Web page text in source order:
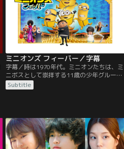
ミニオンズ フィーバー／字幕
字幕／時は1970年代。ミニオンたちは、ミ
ニボスとして崇拝する11歳の少年グルーの
もと、日々悪事を働いていた。ある日、少
年グルーが何者かに連れ去られてしまう！
を志願する。それは、幾重もの試練が待ち
受ける、険しき道の始まりだった…。
Subtitle